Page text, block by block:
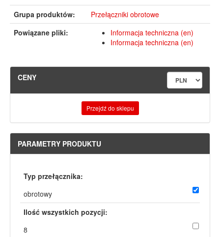
Grupa produktów:
Przełączniki obrotowe
Powiązane pliki:
Informacja techniczna (en)
Informacja techniczna (en)
CENY
Przejdź do sklepu
PARAMETRY PRODUKTU
Typ przełącznika:
obrotowy
Ilość wszystkich pozycji:
8